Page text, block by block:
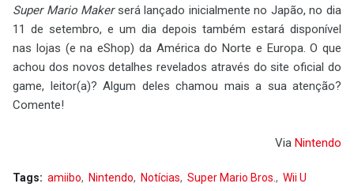
Super Mario Makerserá lançado inicialmente no Japão, no dia
11 de setembro, e um dia depois também estará disponível
nas lojas (e na eShop) da América do Norte e Europa. O que
achou dos novos detalhes revelados através do site oficial do
game, leitor(a)? Algum deles chamou mais a sua atenção?
Comente!
Via Nintendo
Tags: amiibo Nintendo Notícias Super Mario Bros. Wii U